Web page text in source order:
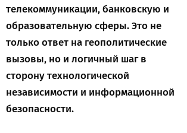
телекоммуникации, банковскую и
образовательную сферы. Это не
только ответ на геополитические
вызовы, но и логичный шаг в
сторону технологической
независимости и информационной
безопасности.